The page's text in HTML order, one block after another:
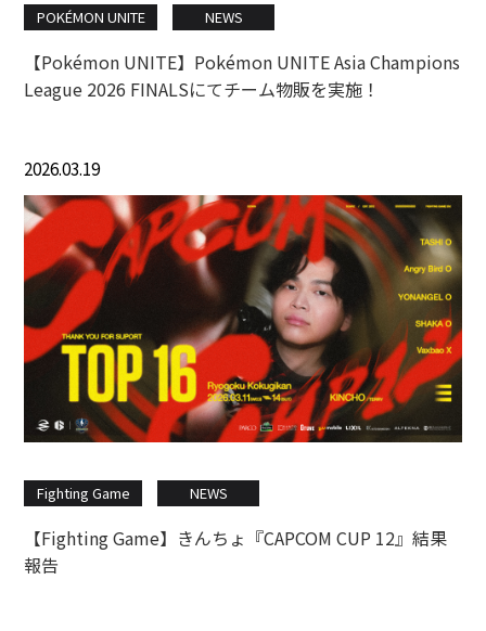
POKÉMON UNITE NEWS
【Pokémon UNITE】Pokémon UNITE Asia Champions
League 2026 FINALSにてチーム物販を実施！
2026.03.19
Fighting Game NEWS
【Fighting Game】きんちょ『CAPCOM CUP 12』結果
報告